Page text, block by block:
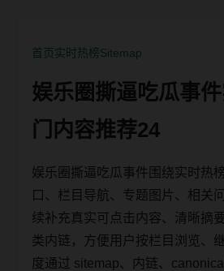
首页实时热榜Sitemap
娱乐圈撕逼吃瓜事
门内容推荐24
娱乐圈撕逼吃瓜事件围绕实时热
口、栏目导航、专题图片、相关
续补充真实可点击内容、清晰摘
类内链，方便用户按栏目浏览、
度通过 sitemap、内链、